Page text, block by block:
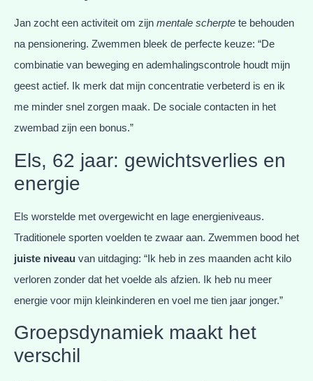
Jan zocht een activiteit om zijn mentale scherpte te behouden
na pensionering. Zwemmen bleek de perfecte keuze: “De
combinatie van beweging en ademhalingscontrole houdt mijn
geest actief. Ik merk dat mijn concentratie verbeterd is en ik
me minder snel zorgen maak. De sociale contacten in het
zwembad zijn een bonus.”
Els, 62 jaar: gewichtsverlies en
energie
Els worstelde met overgewicht en lage energieniveaus.
Traditionele sporten voelden te zwaar aan. Zwemmen bood het
juiste niveau van uitdaging: “Ik heb in zes maanden acht kilo
verloren zonder dat het voelde als afzien. Ik heb nu meer
energie voor mijn kleinkinderen en voel me tien jaar jonger.”
Groepsdynamiek maakt het
verschil